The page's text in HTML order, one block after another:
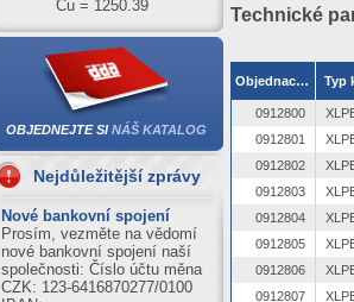
Technické
Objednací číslo Typ
0912800
0912801
0912802
0912803
0912804
0912805
0912806
0912807
Al = 411.21
Cu = 1245.59
31.07.2026
Al = 422.51
Cu = 1243.10
30.07.2026
Al = 422.61
Cu = 1238.43
OBJEDNEJTE SINÁŠ KATALOG
Nejdůležitější zprávy
Nové bankovní spojení
Prosím, vezměte na vědomí
nové bankovní spojení naší
společnosti: Číslo účtu měna
CZK: 123-6416870277/0100